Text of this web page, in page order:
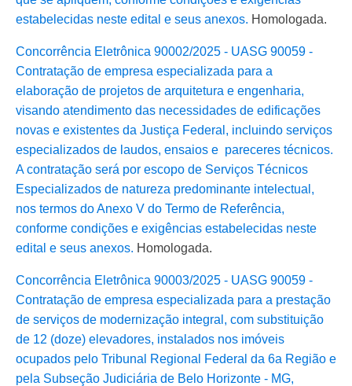
estabelecidas neste edital e seus anexos. Homologada.
Concorrência Eletrônica 90002/2025 - UASG 90059 -
Contratação de empresa especializada para a
elaboração de projetos de arquitetura e engenharia,
visando atendimento das necessidades de edificações
novas e existentes da Justiça Federal, incluindo serviços
especializados de laudos, ensaios e pareceres técnicos.
A contratação será por escopo de Serviços Técnicos
Especializados de natureza predominante intelectual,
nos termos do Anexo V do Termo de Referência,
conforme condições e exigências estabelecidas neste
edital e seus anexos. Homologada.
Concorrência Eletrônica 90003/2025 - UASG 90059 -
Contratação de empresa especializada para a prestação
de serviços de modernização integral, com substituição
de 12 (doze) elevadores, instalados nos imóveis
ocupados pelo Tribunal Regional Federal da 6a Região e
pela Subseção Judiciária de Belo Horizonte - MG,